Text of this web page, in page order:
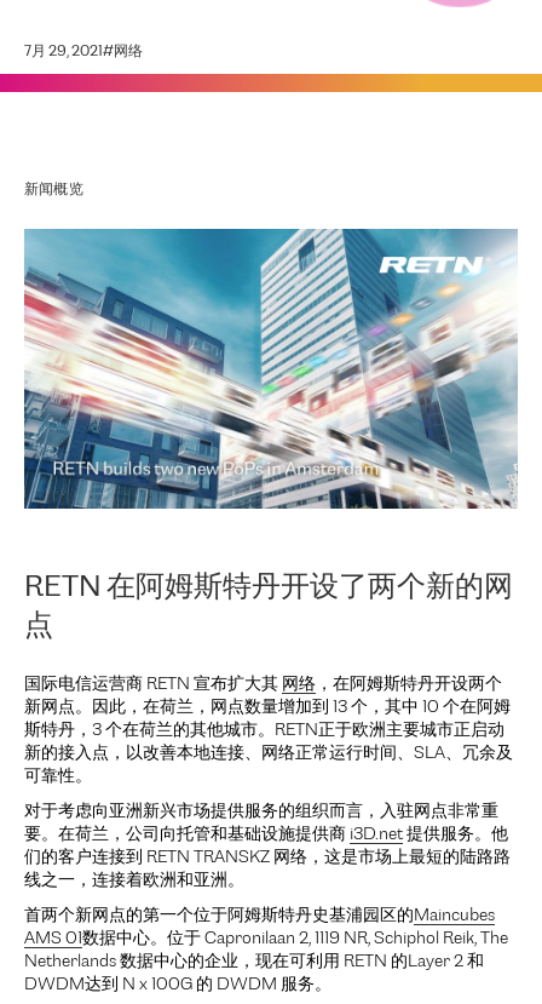
7月 29, 2021 #网络
新闻概览
RETN 在阿姆斯特丹开设了两个新的网
点
国际电信运营商 RETN 宣布扩大其 网络 ，在阿姆斯特丹开设两个
新网点。因此，在荷兰，网点数量增加到 13 个，其中 10 个在阿姆
斯特丹，3 个在荷兰的其他城市。RETN正于欧洲主要城市正启动
新的接入点，以改善本地连接、网络正常运行时间、SLA、冗余及
可靠性。
对于考虑向亚洲新兴市场提供服务的组织而言，入驻网点非常重
要。在荷兰，公司向托管和基础设施提供商 i3D.net提供服务。他
们的客户连接到 RETN TRANSKZ 网络，这是市场上最短的陆路路
线之一，连接着欧洲和亚洲。
首两个新网点的第一个位于阿姆斯特丹史基浦园区的 Maincubes
AMS 01 数据中心。位于 Capronilaan 2, 1119 NR, Schiphol Reik, The
Netherlands 数据中心的企业，现在可利用 RETN 的Layer 2 和
DWDM达到 N x 100G 的 DWDM 服务。